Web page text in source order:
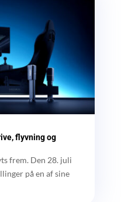
flyvning og
frem. Den 28. juli
på en af sine